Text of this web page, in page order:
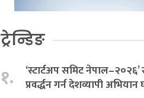
ट्रेन्डिङ
१.
‘स्टार्टअप समिट
प्रवर्द्धन गर्न देशव्यापी